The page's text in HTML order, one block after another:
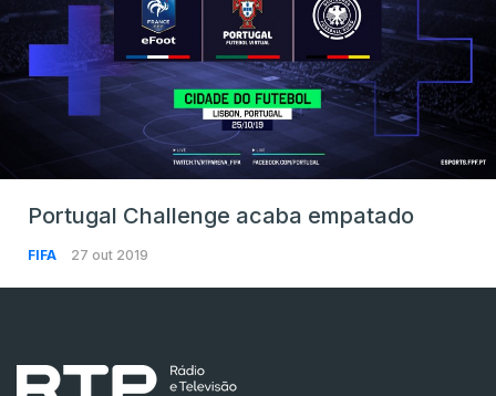
Portugal Challenge acaba empatado
FIFA 27 out 2019